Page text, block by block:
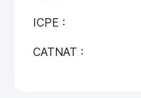
ICPE :
CATNAT :